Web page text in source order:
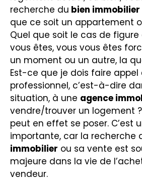
recherche du bien immobilier
que ce soit un appartement
Quel que soit le cas de
vous êtes, vous vous êtes
un moment ou un autre, la
Est-ce que je dois faire appel
professionnel, c’est-à-dire
situation, à une agence
vendre/trouver un logement
peut en effet se poser. C’est
importante, car la recherche
immobilier ou sa vente est
majeure dans la vie de
vendeur.